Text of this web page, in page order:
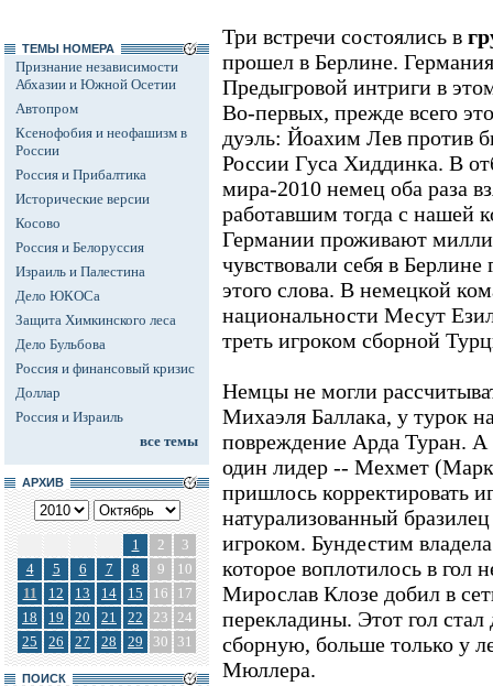
ТЕМЫ НОМЕРА
Признание независимости
Абхазии и Южной Осетии
Автопром
Ксенофобия и неофашизм в
России
Россия и Прибалтика
Исторические версии
Косово
Россия и Белоруссия
Израиль и Палестина
Дело ЮКОСа
Защита Химкинского леса
Дело Бульбова
Россия и финансовый кризис
Доллар
Россия и Израиль
все темы
АРХИВ
1 2
3
4
5 6 7 8 9
10
11
12 13 14 15 16
17
18
19 20 21 22 23 24
25
26 27 28 29 30 31
ПОИСК
Три встречи состоялись в
прошел в Берлине.
Предыгровой интриги в
Во-первых, прежде всего
дуэль: Йоахим Лев против
России Гуса Хиддинка. В
мира-2010 немец оба раза
работавшим тогда с нашей
Германии проживают
чувствовали себя в
этого слова. В немецкой
национальности Месут
треть игроком сборной
Немцы не могли
Михаэля Баллака, у турок
повреждение Арда Туран.
один лидер -- Мехмет
пришлось корректировать
натурализованный
игроком. Бундестим
которое воплотилось в гол
Мирослав Клозе добил в
перекладины. Этот гол стал
сборную, больше только у
Мюллера.